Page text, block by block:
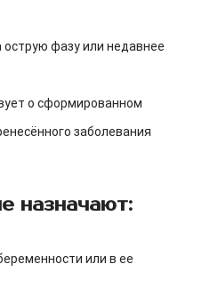
острую фазу или недавнее
о сформированном
заболевания
назначают:
или в ее